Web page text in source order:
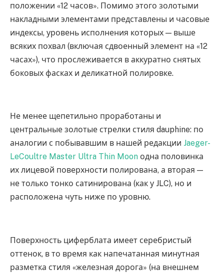
положении «12 часов». Помимо этого золотыми
накладными элементами представлены и часовые
индексы, уровень исполнения которых — выше
всяких похвал (включая сдвоенный элемент на «12
часах»), что прослеживается в аккуратно снятых
боковых фасках и деликатной полировке.
Не менее щепетильно проработаны и
центральные золотые стрелки стиля dauphine: по
аналогии с побывавшим в нашей редакции Jaeger-
LeCoultre Master Ultra Thin Moon одна половинка
их лицевой поверхности полирована, а вторая —
не только тонко сатинирована (как у JLC), но и
расположена чуть ниже по уровню.
Поверхность циферблата имеет серебристый
оттенок, в то время как напечатанная минутная
разметка стиля «железная дорога» (на внешнем